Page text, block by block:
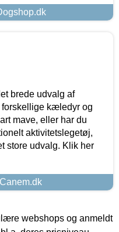
brede udvalg af
forskellige kæledyr og
mave, eller har du
aktivitetslegetøj,
store udvalg. Klik her
webshops og anmeldt